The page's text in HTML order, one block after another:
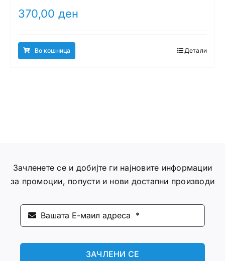
370,00 ден
Во кошница Детали
Зачленете се и добијте ги најновите информации
за промоции, попусти и нови достапни производи
ЗАЧЛЕНИ СЕ